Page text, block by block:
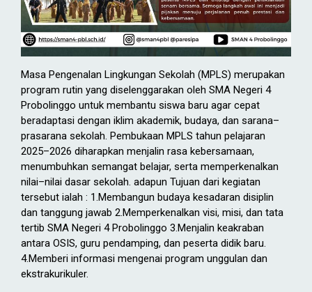
Masa Pengenalan Lingkungan Sekolah (MPLS) merupakan
program rutin yang diselenggarakan oleh SMA Negeri 4
Probolinggo untuk membantu siswa baru agar cepat
beradaptasi dengan iklim akademik, budaya, dan sarana–
prasarana sekolah. Pembukaan MPLS tahun pelajaran
2025–2026 diharapkan menjalin rasa kebersamaan,
menumbuhkan semangat belajar, serta memperkenalkan
nilai–nilai dasar sekolah. adapun Tujuan dari kegiatan
tersebut ialah : 1.Membangun budaya kesadaran disiplin
dan tanggung jawab 2.Memperkenalkan visi, misi, dan tata
tertib SMA Negeri 4 Probolinggo 3.Menjalin keakraban
antara OSIS, guru pendamping, dan peserta didik baru.
4.Memberi informasi mengenai program unggulan dan
ekstrakurikuler.